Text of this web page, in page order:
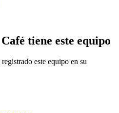
tiene este equipo
este equipo en su